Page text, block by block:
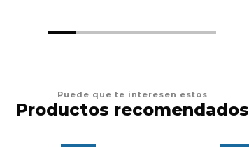
Puede que te interesen estos
Productos recomendados